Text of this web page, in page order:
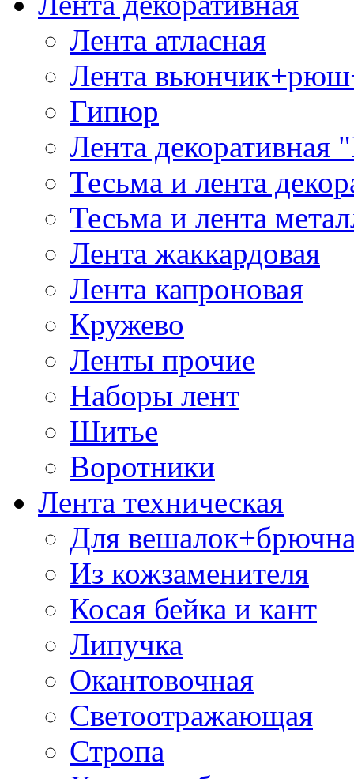
Лента атласная
Лента
Гипюр
Лента декоративная
Тесьма и лента
Тесьма и лента
Лента жаккардовая
Лента капроновая
Кружево
Ленты прочие
Наборы лент
Шитье
Воротники
Лента техническая
Для
Из кожзаменителя
Косая бейка и кант
Липучка
Окантовочная
Светоотражающая
Стропа